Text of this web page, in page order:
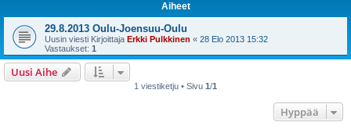
Aiheet
29.8.2013 Oulu-Joensuu-Oulu
Uusin viesti Kirjoittaja Erkki Pulkkinen « 28 Elo 2013 15:32
Vastaukset: 1
Uusi Aihe
1 viestiketju • Sivu 1/1
Hyppää